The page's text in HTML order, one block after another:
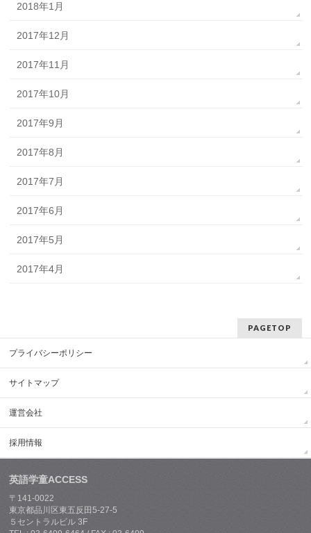
2018年1月
2017年12月
2017年11月
2017年10月
2017年9月
2017年8月
2017年7月
2017年6月
2017年5月
2017年4月
PAGETOP
プライバシーポリシー
サイトマップ
運営会社
採用情報
英語学童ACCESS
〒141-0022
東京都品川区東五反田5-27-5
５セントラルビル 3F